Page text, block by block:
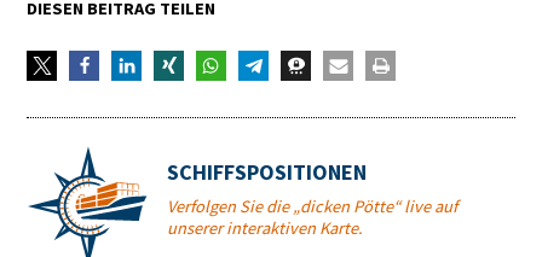
DIESEN BEITRAG TEILEN
SCHIFFSPOSITIONEN
Verfolgen Sie die „dicken Pötte“ live auf
unserer interaktiven Karte.